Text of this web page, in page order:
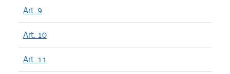
Art. 9
Art. 10
Art. 11